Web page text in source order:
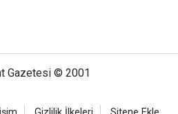
Gazetesi © 2001